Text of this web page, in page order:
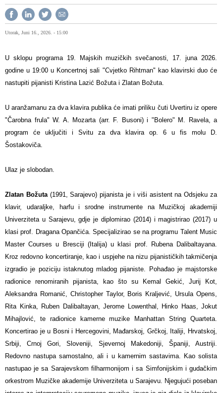
Utorak, Juni 16., 2026. - 15:00
U sklopu programa 19. Majskih muzičkih svečanosti, 17. juna 2026.
godine u 19:00 u Koncertnoj sali "Cvjetko Rihtman" kao klavirski duo će
nastupiti pijanisti Kristina Lazić Božuta i Zlatan Božuta.
U aranžamanu za dva klavira publika će imati priliku čuti Uvertiru iz opere
"Čarobna frula" W. A. Mozarta (arr. F. Busoni) i "Bolero" M. Ravela, a
program će uključiti i Svitu za dva klavira op. 6 u fis molu D.
Šostakoviča.
Ulaz je slobodan.
Zlatan Božuta (1991, Sarajevo) pijanista je i viši asistent na Odsjeku za
klavir, udaraljke, harfu i srodne instrumente na Muzičkoj akademiji
Univerziteta u Sarajevu, gdje je diplomirao (2014) i magistrirao (2017) u
klasi prof. Dragana Opančića. Specijalizirao se na programu Talent Music
Master Courses u Bresciji (Italija) u klasi prof. Rubena Dalibaltayana.
Kroz redovno koncertiranje, kao i uspjehe na nizu pijanističkih takmičenja
izgradio je poziciju istaknutog mladog pijaniste. Pohađao je majstorske
radionice renomiranih pijanista, kao što su Kemal Gekić, Jurij Kot,
Aleksandra Romanić, Christopher Taylor, Boris Kraljević, Ursula Opens,
Rita Kinka, Ruben Dalibaltayan, Jerome Lowenthal, Hinko Haas, Jokut
Mihajlović, te radionice kamerne muzike Manhattan String Quarteta.
Koncertirao je u Bosni i Hercegovini, Mađarskoj, Grčkoj, Italiji, Hrvatskoj,
Srbiji, Crnoj Gori, Sloveniji, Sjevernoj Makedoniji, Španiji, Austriji.
Redovno nastupa samostalno, ali i u kamernim sastavima. Kao solista
nastupao je sa Sarajevskom filharmonijom i sa Simfonijskim i gudačkim
orkestrom Muzičke akademije Univerziteta u Sarajevu. Njegujući poseban